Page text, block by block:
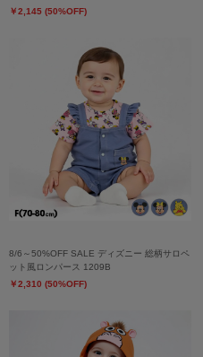
￥2,145 (50%OFF)
8/6～50%OFF SALE ディズニー 総柄サロペ
ット風ロンパース 1209B
￥2,310 (50%OFF)